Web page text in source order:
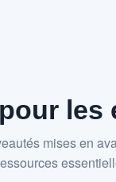
mises en